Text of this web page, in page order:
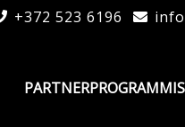
+372 523 6196